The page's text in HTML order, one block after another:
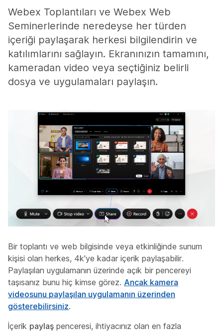
Webex Toplantıları ve Webex Web
Seminerlerinde neredeyse her türden
içeriği paylaşarak herkesi bilgilendirin ve
katılımlarını sağlayın. Ekranınızın tamamını,
kameradan video veya seçtiğiniz belirli
dosya ve uygulamaları paylaşın.
Bir toplantı ve web bilgisinde veya etkinliğinde sunum
kişisi olan herkes, 4k'ye kadar içerik paylaşabilir.
Paylaşılan uygulamanın üzerinde açık bir pencereyi
taşısanız bunu hiç kimse görez. Ancak kamera
videosunu paylaşılan uygulamanın üzerinden
gösterebilirsiniz.
İçerik paylaş penceresi, ihtiyacınız olan en fazla